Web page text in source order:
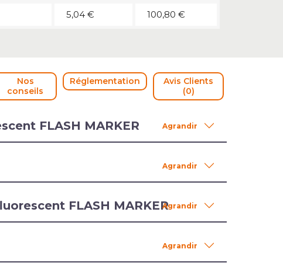
5,04 € 100,80 €
Nos
conseils
Réglementation
Avis Clients
(0)
FLASH MARKER
FLASH MARKER